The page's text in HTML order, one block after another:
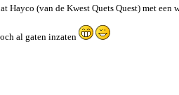
Hayco (van de Kwest Quets Quest) met een
al gaten inzaten